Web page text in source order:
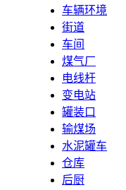
车辆环境
街道
车间
煤气厂
电线杆
变电站
罐装口
输煤场
水泥罐车
仓库
后厨